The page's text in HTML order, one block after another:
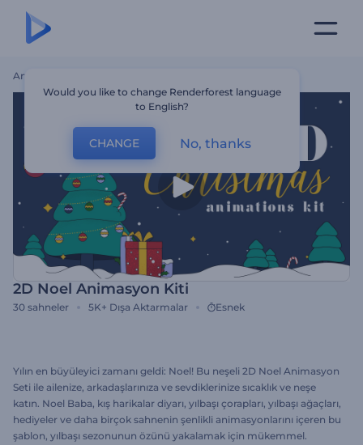
Ana Sayfa
2D Noel Animasyon Kiti
30 sahneler 5K+ Dışa Aktarmalar Esnek
Yılın en büyüleyici zamanı geldi: Noel! Bu neşeli 2D Noel Animasyon
Seti ile ailenize, arkadaşlarınıza ve sevdiklerinize sıcaklık ve neşe
katın. Noel Baba, kış harikalar diyarı, yılbaşı çorapları, yılbaşı ağaçları,
hediyeler ve daha birçok sahnenin şenlikli animasyonlarını içeren bu
şablon, yılbaşı sezonunun özünü yakalamak için mükemmel.
Would you like to change Renderforest language
to English?
CHANGE No, thanks